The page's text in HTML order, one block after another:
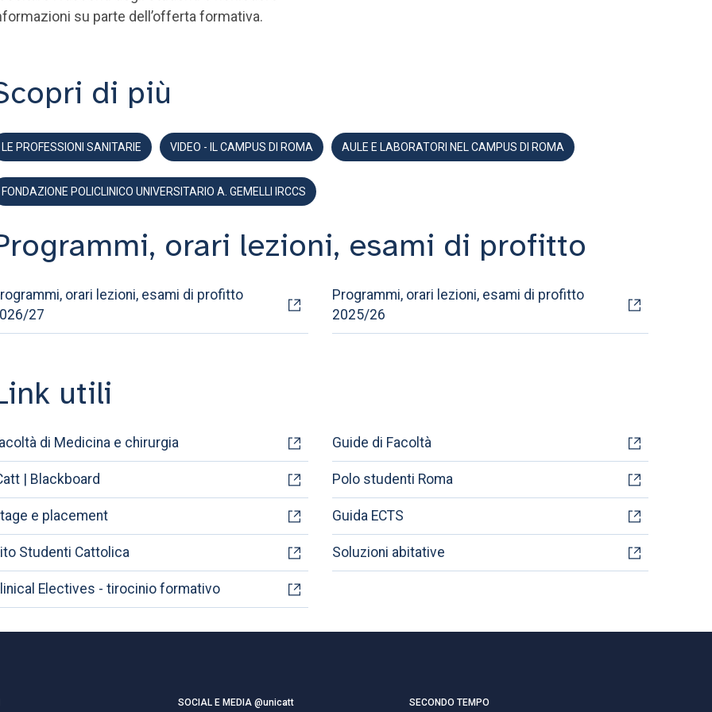
su parte dell’offerta formativa.
di più
LE PROFESSIONI SANITARIE VIDEO - IL CAMPUS DI ROMA AULE E LABORATORI NEL CAMPUS DI ROMA
FONDAZIONE POLICLINICO UNIVERSITARIO A. GEMELLI IRCCS
orari lezioni, esami di profitto
orari lezioni, esami di profitto
27
Programmi, orari lezioni, esami di profitto
2025/26
utili
di Medicina e chirurgia Guide di Facoltà
| Blackboard Polo studenti Roma
e placement Guida ECTS
Studenti Cattolica Soluzioni abitative
Electives - tirocinio formativo
SOCIAL E MEDIA @unicatt SECONDO TEMPO